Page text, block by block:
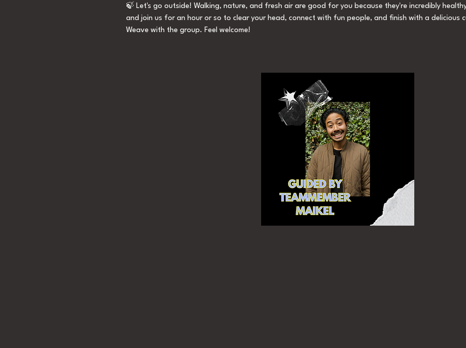
🍃 Let's go outside! Walking, nature, and fresh air are good for you because they're incredibly
and join us for an hour or so to clear your head, connect with fun people, and finish with a
Weave with the group. Feel welcome!